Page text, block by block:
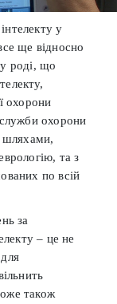
у
ще відносно
роді, що
охорони
охорони
шляхами,
та з
по всій
за
– це не
також